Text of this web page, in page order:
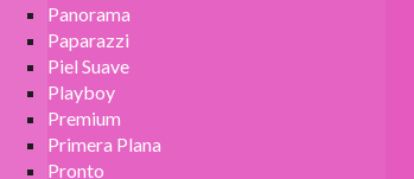
Panorama
Paparazzi
Piel Suave
Playboy
Premium
Primera Plana
Pronto